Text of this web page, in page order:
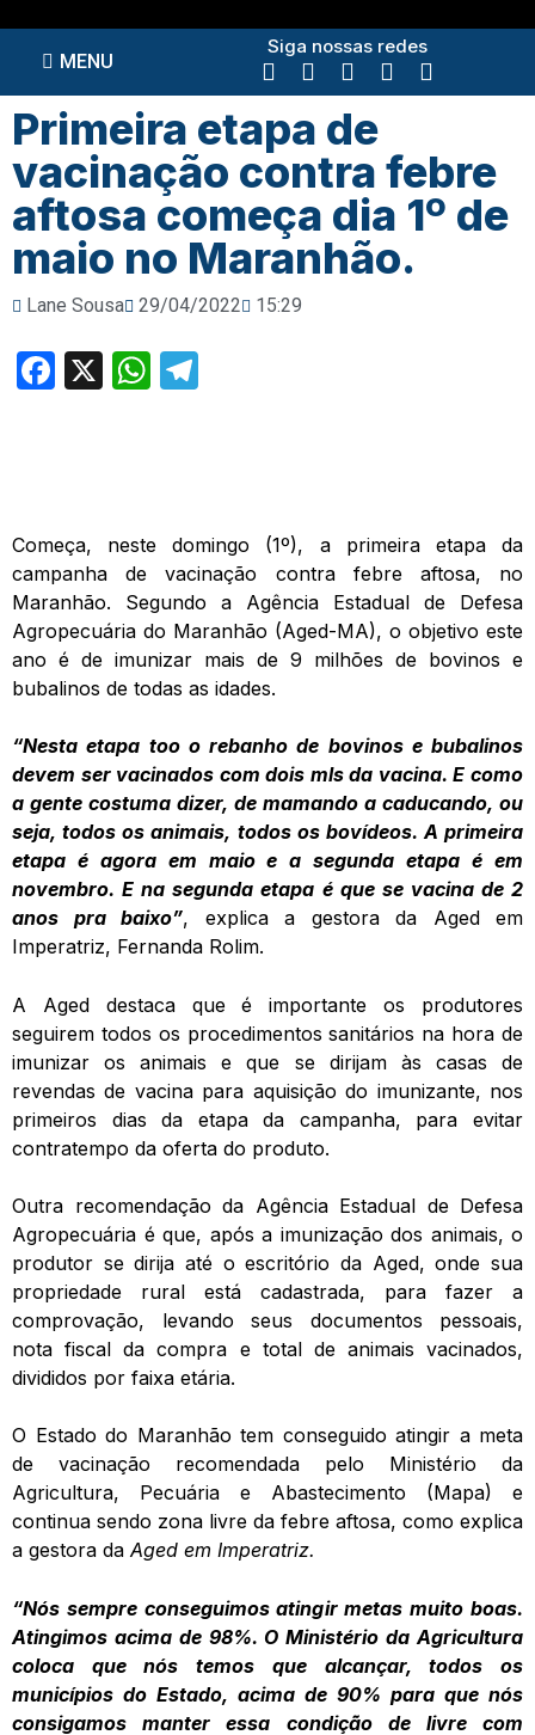
MENU
Siga nossas redes
Primeira etapa de
vacinação contra febre
aftosa começa dia 1º de
maio no Maranhão.
Lane Sousa 29/04/2022 15:29
Facebook
X WhatsApp
Começa, neste domingo (1º), a primeira etapa da
campanha de vacinação contra febre aftosa, no
Maranhão. Segundo a Agência Estadual de Defesa
Agropecuária do Maranhão (Aged-MA), o objetivo este
ano é de imunizar mais de 9 milhões de bovinos e
bubalinos de todas as idades.
“Nesta etapa too o rebanho de bovinos e bubalinos
devem ser vacinados com dois mls da vacina. E como
a gente costuma dizer, de mamando a caducando, ou
seja, todos os animais, todos os bovídeos. A primeira
etapa é agora em maio e a segunda etapa é em
novembro. E na segunda etapa é que se vacina de 2
anos pra baixo”, explica a gestora da Aged em
Imperatriz, Fernanda Rolim.
A Aged destaca que é importante os produtores
seguirem todos os procedimentos sanitários na hora de
imunizar os animais e que se dirijam às casas de
revendas de vacina para aquisição do imunizante, nos
primeiros dias da etapa da campanha, para evitar
contratempo da oferta do produto.
Outra recomendação da Agência Estadual de Defesa
Agropecuária é que, após a imunização dos animais, o
produtor se dirija até o escritório da Aged, onde sua
propriedade rural está cadastrada, para fazer a
comprovação, levando seus documentos pessoais,
nota fiscal da compra e total de animais vacinados,
divididos por faixa etária.
O Estado do Maranhão tem conseguido atingir a meta
de vacinação recomendada pelo Ministério da
Agricultura, Pecuária e Abastecimento (Mapa) e
continua sendo zona livre da febre aftosa, como explica
a gestora daAged em Imperatriz.
“Nós sempre conseguimos atingir metas muito boas.
Atingimos acima de 98%. O Ministério da Agricultura
coloca que nós temos que alcançar, todos os
municípios do Estado, acima de 90% para que nós
consigamos manter essa condição de livre com